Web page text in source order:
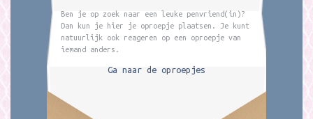
Ben je op zoek naar een leuke penvriend(in)?
Dan kun je hier je oproepje plaatsen. Je kunt
natuurlijk ook reageren op een oproepje van
iemand anders.
Ga naar de oproepjes